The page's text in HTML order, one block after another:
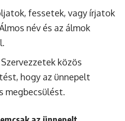
fessetek, vagy írjatok
név és az álmok
közös
hogy az ünnepelt
megbecsülést.